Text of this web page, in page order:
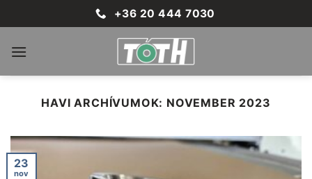
to
+36 20 444 7030
HAVI ARCHÍVUMOK: NOVEMBER 2023
23
nov